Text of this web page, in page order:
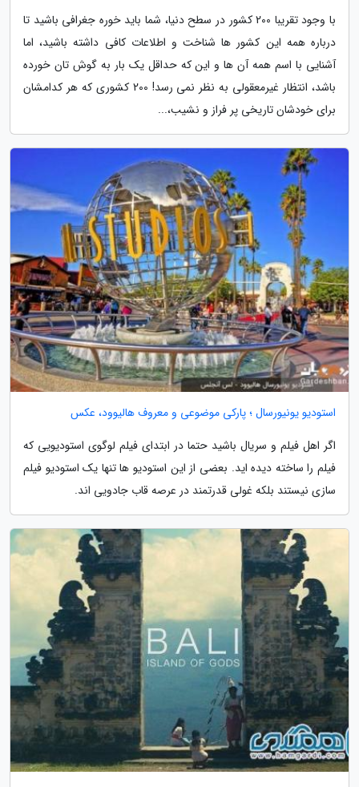
با وجود تقریبا 200 کشور در سطح دنیا، شما باید خوره جغرافی باشید تا
درباره همه این کشور ها شناخت و اطلاعات کافی داشته باشید، اما
آشنایی با اسم همه آن ها و این که حداقل یک بار به گوش تان خورده
باشد، انتظار غیرمعقولی به نظر نمی رسد! 200 کشوری که هر کدامشان
برای خودشان تاریخی پر فراز و نشیب،...
استودیو یونیورسال ؛ پارکی موضوعی و معروف هالیوود، عکس
اگر اهل فیلم و سریال باشید حتما در ابتدای فیلم لوگوی استودیویی که
فیلم را ساخته دیده اید. بعضی از این استودیو ها تنها یک استودیو فیلم
سازی نیستند بلکه غولی قدرتمند در عرصه قاب جادویی اند.